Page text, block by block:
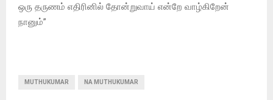
ஒரு தருணம் எதிரினில் தோன்றுவாய் என்றே வாழ்கிறேன்
நானும்”
MUTHUKUMAR NA MUTHUKUMAR